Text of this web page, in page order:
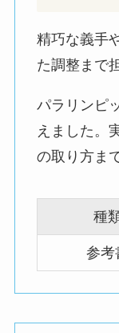
精巧な義手
た調整まで
パラリンピ
えました。
の取り方ま
種
参考